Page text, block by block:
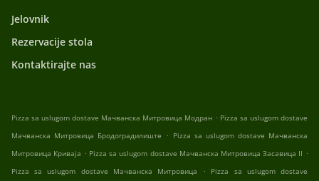
Jelovnik
Rezervacije stola
Kontaktirajte nas
Pizza sa uslugom dostave Мачванска Митровица Модран . Pizza sa uslugom dostave
Мачванска Митровица Бродоградилиште . Pizza sa uslugom dostave Мачванска
Митровица Криваја . Pizza sa uslugom dostave Мачванска Митровица Засавица II .
Pizza sa uslugom dostave Мачванска Митровица
.
Pizza sa uslugom dostave